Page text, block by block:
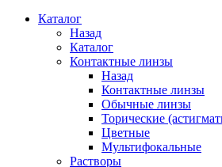
Каталог
Назад
Каталог
Контактные линзы
Назад
Контактные линзы
Обычные линзы
Торические
Цветные
Мультифокальные
Растворы